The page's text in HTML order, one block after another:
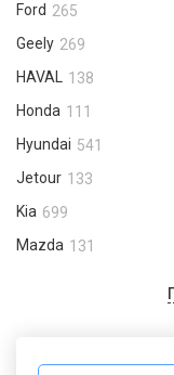
Ford 265
Geely 269
HAVAL
138
Honda 111
Hyundai 541
Jetour 133
Kia 699
Mazda 131